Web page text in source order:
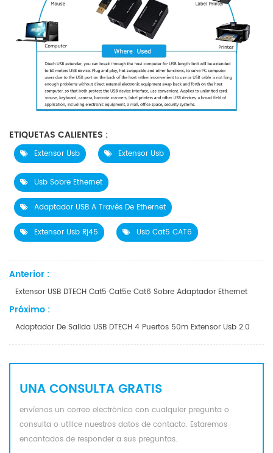
ETIQUETAS CALIENTES :
Extensor Usb Extensor Usb
Usb Sobre Ethernet
Adaptador USB A Través De Ethernet
Extensor Usb Rj45 Usb Cat5 CAT6
Anterior :
Extensor USB DTECH Cat5 Cat5e Cat6 Sobre Adaptador Ethernet
Próximo :
Adaptador De Salida USB DTECH 4 Puertos 50m Extensor Usb 2.0
UNA CONSULTA GRATIS
envíenos un correo electrónico con cualquier pregunta o
consulta o utilice nuestros datos de contacto. Estaremos
encantados de responder a sus preguntas.